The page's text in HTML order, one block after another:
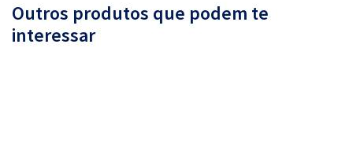
Outros produtos que podem te
interessar